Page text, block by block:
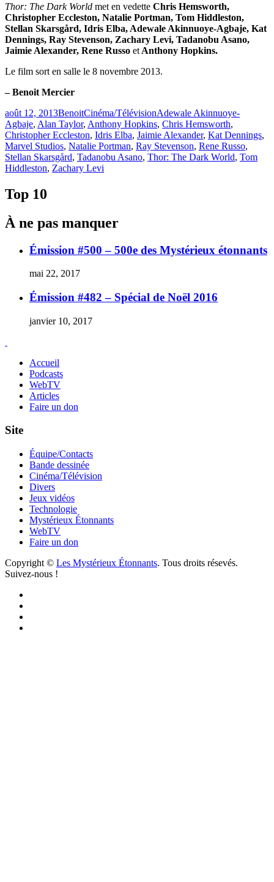
Thor: The Dark World met en vedette Chris Hemsworth,
Christopher Eccleston, Natalie Portman, Tom Hiddleston,
Stellan Skarsgård, Idris Elba, Adewale Akinnuoye-Agbaje, Kat
Dennings, Ray Stevenson, Zachary Levi, Tadanobu Asano,
Jaimie Alexander, Rene Russo et Anthony Hopkins.
Le film sort en salle le 8 novembre 2013.
– Benoit Mercier
Publié
le
août 12, 2013BenoitCatégories
Cinéma/TélévisionÉtiquettes
Adewale Akinnuoye-
Agbaje, Alan Taylor, Anthony Hopkins, Chris Hemsworth,
Christopher Eccleston, Idris Elba, Jaimie Alexander, Kat Dennings,
Marvel Studios, Natalie Portman, Ray Stevenson, Rene Russo,
Stellan Skarsgård, Tadanobu Asano, Thor: The Dark World, Tom
Hiddleston, Zachary Levi
Top 10
À ne pas manquer
Émission #500 – 500e des Mystérieux étonnants
mai 22, 2017
Émission #482 – Spécial de Noël 2016
janvier 10, 2017
Accueil
Podcasts
WebTV
Articles
Faire un don
Site
Équipe/Contacts
Bande dessinée
Cinéma/Télévision
Divers
Jeux vidéos
Technologie
Mystérieux Étonnants
WebTV
Faire un don
Copyright © Les Mystérieux Étonnants. Tous droits résevés.
Suivez-nous !